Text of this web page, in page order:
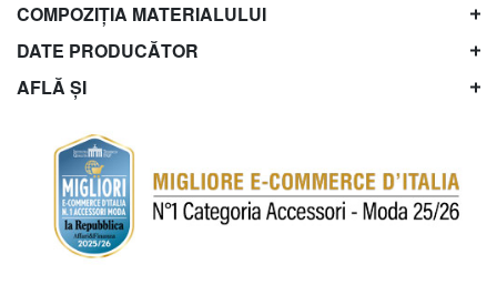
COMPOZIȚIA MATERIALULUI
DATE PRODUCĂTOR
AFLĂ ȘI